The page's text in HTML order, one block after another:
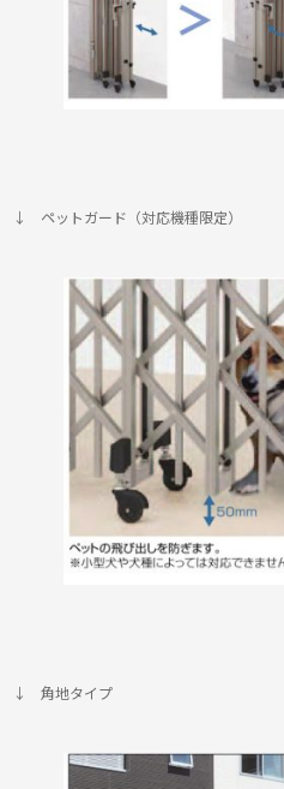
↓ ペットガード（対応機種限定）
↓ 角地タイプ